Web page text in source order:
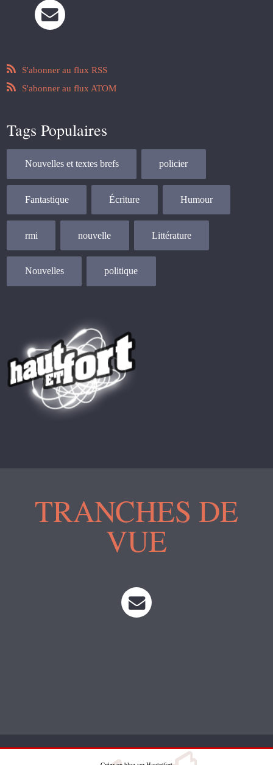
S'abonner au flux RSS
S'abonner au flux ATOM
Tags Populaires
Nouvelles et textes brefs policier
Fantastique Écriture Humour
rmi nouvelle Littérature
Nouvelles politique
TRANCHES DE
VUE